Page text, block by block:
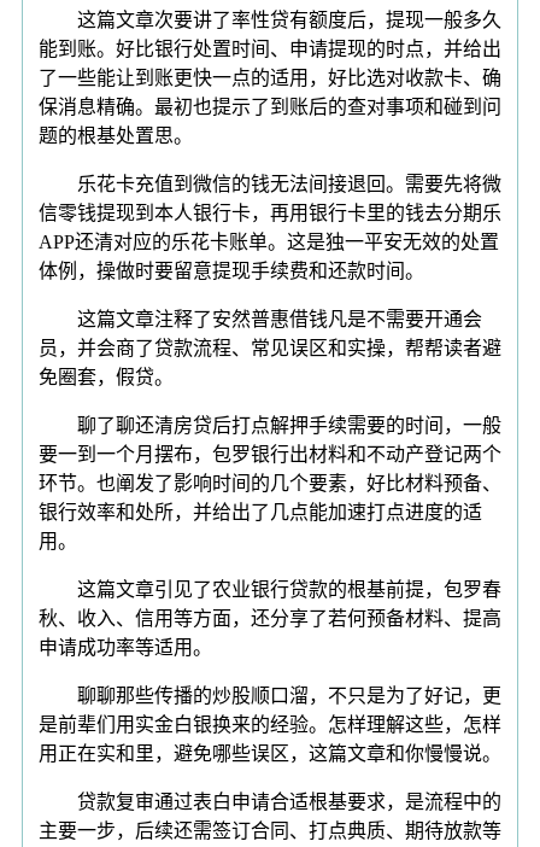
这篇文章次要讲了率性贷有额度后，提现一般多久
能到账。好比银行处置时间、申请提现的时点，并给出
了一些能让到账更快一点的适用，好比选对收款卡、确
保消息精确。最初也提示了到账后的查对事项和碰到问
题的根基处置思。
乐花卡充值到微信的钱无法间接退回。需要先将微
信零钱提现到本人银行卡，再用银行卡里的钱去分期乐
APP还清对应的乐花卡账单。这是独一平安无效的处置
体例，操做时要留意提现手续费和还款时间。
这篇文章注释了安然普惠借钱凡是不需要开通会
员，并会商了贷款流程、常见误区和实操，帮帮读者避
免圈套，假贷。
聊了聊还清房贷后打点解押手续需要的时间，一般
要一到一个月摆布，包罗银行出材料和不动产登记两个
环节。也阐发了影响时间的几个要素，好比材料预备、
银行效率和处所，并给出了几点能加速打点进度的适
用。
这篇文章引见了农业银行贷款的根基前提，包罗春
秋、收入、信用等方面，还分享了若何预备材料、提高
申请成功率等适用。
聊聊那些传播的炒股顺口溜，不只是为了好记，更
是前辈们用实金白银换来的经验。怎样理解这些，怎样
用正在实和里，避免哪些误区，这篇文章和你慢慢说。
贷款复审通过表白申请合适根基要求，是流程中的
主要一步，后续还需签订合同、打点典质、期待放款等